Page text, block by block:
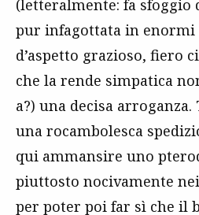
(letteralmente: fa sfoggio
pur infagottata in
d’aspetto grazioso, fiero
che la rende simpatica
a?) una decisa
una rocambolesca
qui ammansire uno
piuttosto nocivamente
per poter poi far sì che il